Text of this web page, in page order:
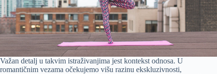
Važan detalj u takvim istraživanjima jest kontekst odnosa. U
romantičnim vezama očekujemo višu razinu ekskluzivnosti,